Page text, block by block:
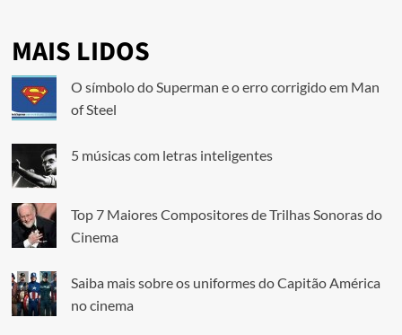
MAIS LIDOS
O símbolo do Superman e o erro corrigido em Man
of Steel
5 músicas com letras inteligentes
Top 7 Maiores Compositores de Trilhas Sonoras do
Cinema
Saiba mais sobre os uniformes do Capitão América
no cinema